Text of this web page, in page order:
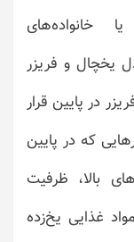
خانواده‌های
یخچال و فریزر
در پایین قرار
که در پایین
بالا، ظرفیت
غذایی یخ‌زده